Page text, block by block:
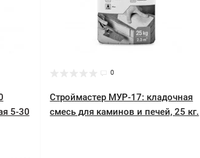
5-30
0
Строймастер МУР-17: кладочная
смесь для каминов и печей, 25 кг.